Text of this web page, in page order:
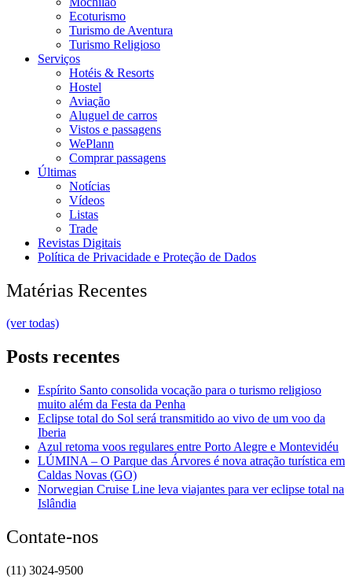
Ecoturismo
Turismo de Aventura
Turismo Religioso
Serviços
Hotéis & Resorts
Hostel
Aviação
Aluguel de carros
Vistos e passagens
WePlann
Comprar passagens
Últimas
Notícias
Vídeos
Listas
Trade
Revistas Digitais
Política de Privacidade e Proteção de Dados
Matérias Recentes
(ver todas)
Posts recentes
Espírito Santo consolida vocação para o turismo religioso
muito além da Festa da Penha
Eclipse total do Sol será transmitido ao vivo de um voo da
Iberia
Azul retoma voos regulares entre Porto Alegre e Montevidéu
LÚMINA – O Parque das Árvores é nova atração turística em
Caldas Novas (GO)
Norwegian Cruise Line leva viajantes para ver eclipse total na
Islândia
Contate-nos
(11) 3024-9500